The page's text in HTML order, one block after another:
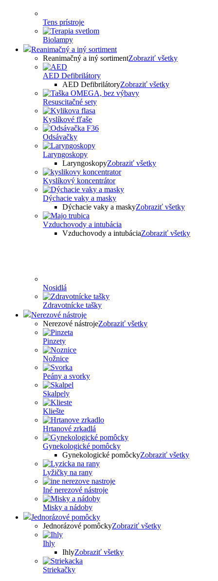
Tens prístroje
Biolampy
Reanimačný a iný sortiment
Reanimačný a iný sortimentZobraziť všetky
AED Defibrilátory
AED DefibrilátoryZobraziť všetky
Resuscitačné sety
Kyslíkové fľaše
Odsávačky
Laryngoskopy
LaryngoskopyZobraziť všetky
Kyslíkový koncentrátor
Dýchacie vaky a masky
Dýchacie vaky a maskyZobraziť všetky
Vzduchovody a intubácia
Vzduchovody a intubáciaZobraziť všetky
Nosidlá
Zdravotnícke tašky
Nerezové nástroje
Nerezové nástrojeZobraziť všetky
Pinzety
Nožnice
Peány a svorky
Skalpely
Kliešte
Hrtanové zrkadlá
Gynekologické pomôcky
Gynekologické pomôckyZobraziť všetky
Lyžičky na rany
Iné nerezové nástroje
Misky a nádoby
Jednorázové pomôcky
Jednorázové pomôckyZobraziť všetky
Ihly
IhlyZobraziť všetky
Striekačky